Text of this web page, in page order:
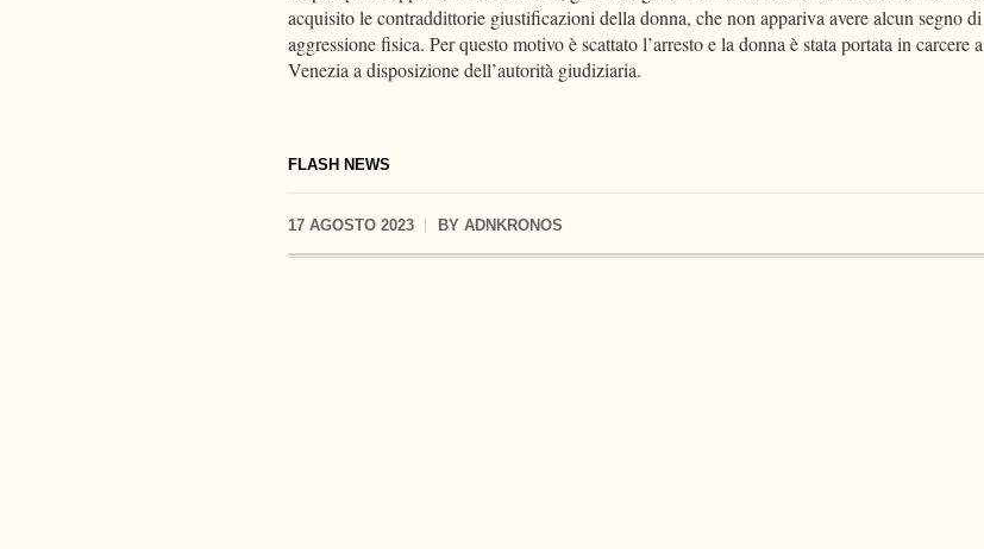
FLASH NEWS
17 AGOSTO 2023 BY ADNKRONOS
acquisito le contraddittorie giustificazioni della donna, che non appariva avere alcun segno di
aggressione fisica. Per questo motivo è scattato l’arresto e la donna è stata portata in carcere a
Venezia a disposizione dell’autorità giudiziaria.